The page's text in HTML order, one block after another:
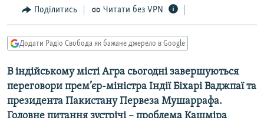
СВІТ
КИТАЙ.ВИКЛИКИ
МУЛЬТИМЕДІА
СПЕЦПРОЄКТИ
ПОДКАСТИ
Поділитись Читати без VPN
Додати Радіо Свобода як бажане джерело в Google
В індійському місті Агра сьогодні завершуються
переговори прем’єр-міністра Індії Біхарі Ваджпаї та
президента Пакистану Первеза Мушаррафа.